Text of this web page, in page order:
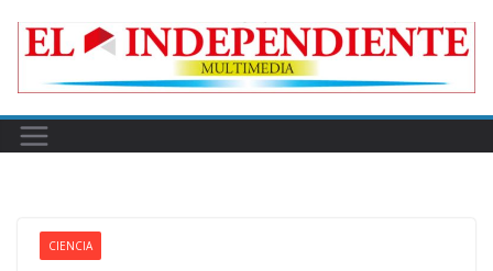
CIENCIA